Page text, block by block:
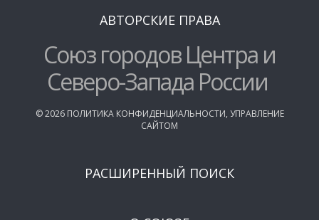
АВТОРСКИЕ ПРАВА
Союз городов Центра и
Северо-Запада России
©2026 ПОЛИТИКА КОНФИДЕНЦИАЛЬНОСТИ, УПРАВЛЕНИЕ
САЙТОМ
РАСШИРЕННЫЙ ПОИСК